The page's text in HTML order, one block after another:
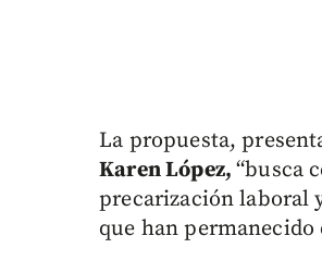
La propuesta,
Karen López,“busca
precarización laboral
que han